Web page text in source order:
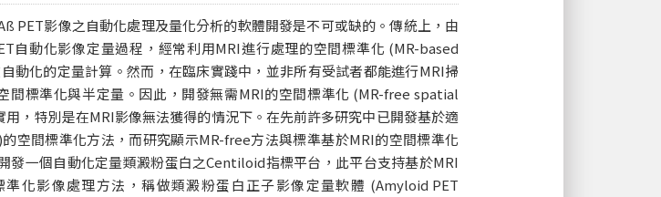
PET影像之自動化處理及量化分析的軟體開發是不可或缺的。傳統上，由
自動化影像定量過程，經常利用MRI進行處理的空間標準化 (MR-based
化的定量計算。然而，在臨床實踐中，並非所有受試者都能進行MRI掃
間標準化與半定量。因此，開發無需MRI的空間標準化 (MR-free spatial
，特別是在MRI影像無法獲得的情況下。在先前許多研究中已開發基於適
間標準化方法，而研究顯示MR-free方法與標準基於MRI的空間標準化
發一個自動化定量類澱粉蛋白之Centiloid指標平台，此平台支持基於MRI
化影像處理方法，稱做類澱粉蛋白正子影像定量軟體 (Amyloid PET